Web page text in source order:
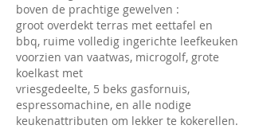
boven de prachtige gewelven :
groot overdekt terras met eettafel en
bbq, ruime volledig ingerichte leefkeuken
voorzien van vaatwas, microgolf, grote
koelkast met
vriesgedeelte, 5 beks gasfornuis,
espressomachine, en alle nodige
keukenattributen om lekker te kokerellen.